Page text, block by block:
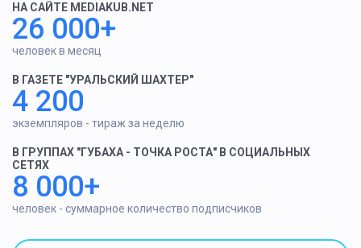
НА САЙТЕ MEDIAKUB.NET
26 000+
человек в месяц
В ГАЗЕТЕ "УРАЛЬСКИЙ ШАХТЕР"
4 200
экземпляров - тираж за неделю
В ГРУППАХ "ГУБАХА - ТОЧКА РОСТА" В СОЦИАЛЬНЫХ
СЕТЯХ
8 000+
человек - суммарное количество подписчиков